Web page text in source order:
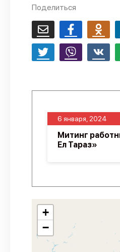
Поделиться
6 января, 2024
Митинг
Ел Тараз»
+
−